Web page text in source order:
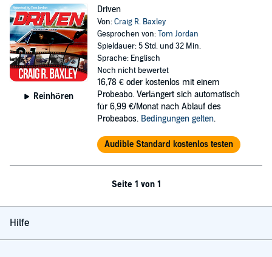
Reinhören
Driven
Von:Craig R. Baxley
Gesprochen von:Tom Jordan
Spieldauer: 5 Std. und 32 Min.
Sprache: Englisch
Noch nicht bewertet
16,78 € oder kostenlos mit einem
Probeabo. Verlängert sich automatisch
für 6,99 €/Monat nach Ablauf des
Probeabos. Bedingungen gelten.
Audible Standard kostenlos testen
Seite 1 von 1
Hilfe